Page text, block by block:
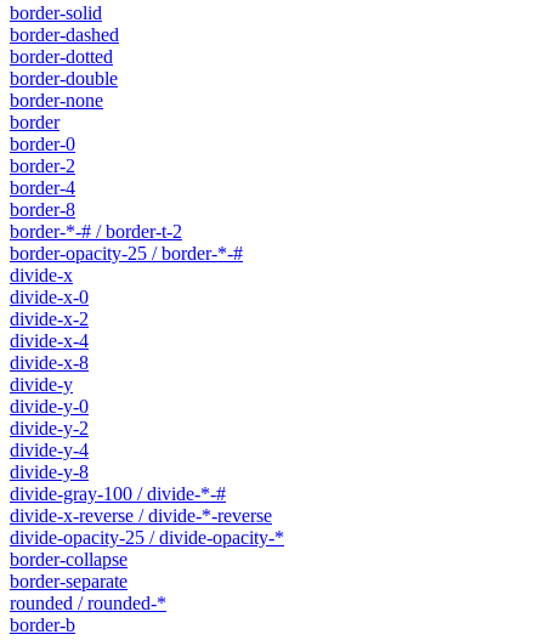
border-solid
border-dashed
border-dotted
border-double
border-none
border
border-0
border-2
border-4
border-8
border-*-# / border-t-2
border-opacity-25 / border-*-#
divide-x
divide-x-0
divide-x-2
divide-x-4
divide-x-8
divide-y
divide-y-0
divide-y-2
divide-y-4
divide-y-8
divide-gray-100 / divide-*-#
divide-x-reverse / divide-*-reverse
divide-opacity-25 / divide-opacity-*
border-collapse
border-separate
rounded / rounded-*
border-b